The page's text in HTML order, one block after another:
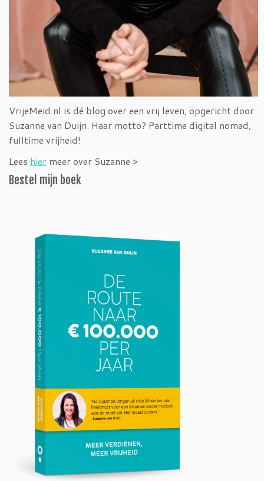
VrijeMeid.nl is dé blog over een vrij leven, opgericht door
Suzanne van Duijn. Haar motto? Parttime digital nomad,
fulltime vrijheid!
Lees hier meer over Suzanne >
Bestel mijn boek